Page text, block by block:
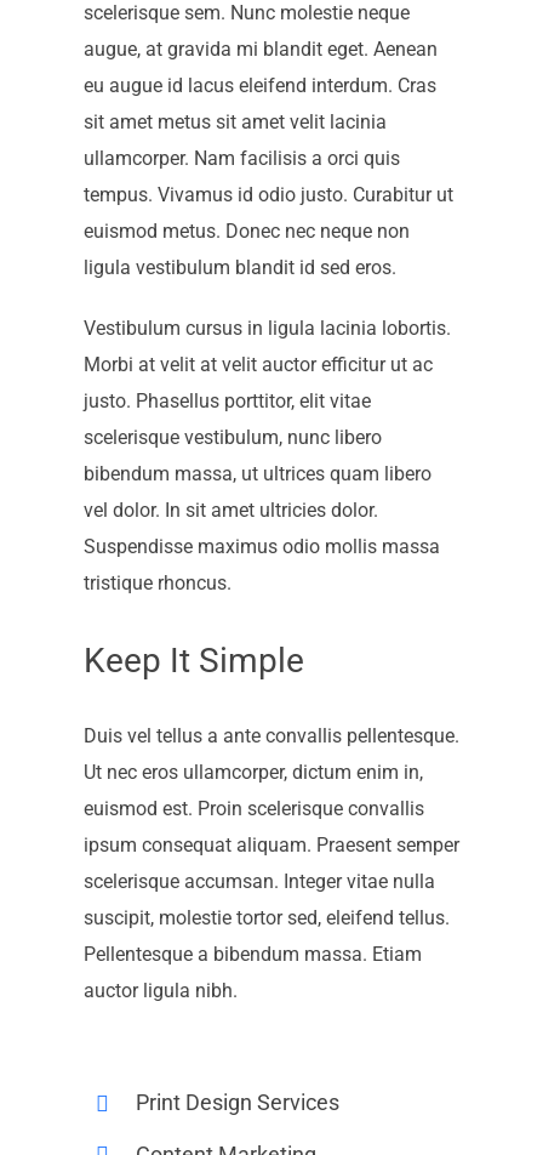
scelerisque sem. Nunc molestie neque
augue, at gravida mi blandit eget. Aenean
eu augue id lacus eleifend interdum. Cras
sit amet metus sit amet velit lacinia
ullamcorper. Nam facilisis a orci quis
tempus. Vivamus id odio justo. Curabitur ut
euismod metus. Donec nec neque non
ligula vestibulum blandit id sed eros.
Vestibulum cursus in ligula lacinia lobortis.
Morbi at velit at velit auctor efficitur ut ac
justo. Phasellus porttitor, elit vitae
scelerisque vestibulum, nunc libero
bibendum massa, ut ultrices quam libero
vel dolor. In sit amet ultricies dolor.
Suspendisse maximus odio mollis massa
tristique rhoncus.
Keep It Simple
Duis vel tellus a ante convallis pellentesque.
Ut nec eros ullamcorper, dictum enim in,
euismod est. Proin scelerisque convallis
ipsum consequat aliquam. Praesent semper
scelerisque accumsan. Integer vitae nulla
suscipit, molestie tortor sed, eleifend tellus.
Pellentesque a bibendum massa. Etiam
auctor ligula nibh.
Print Design Services